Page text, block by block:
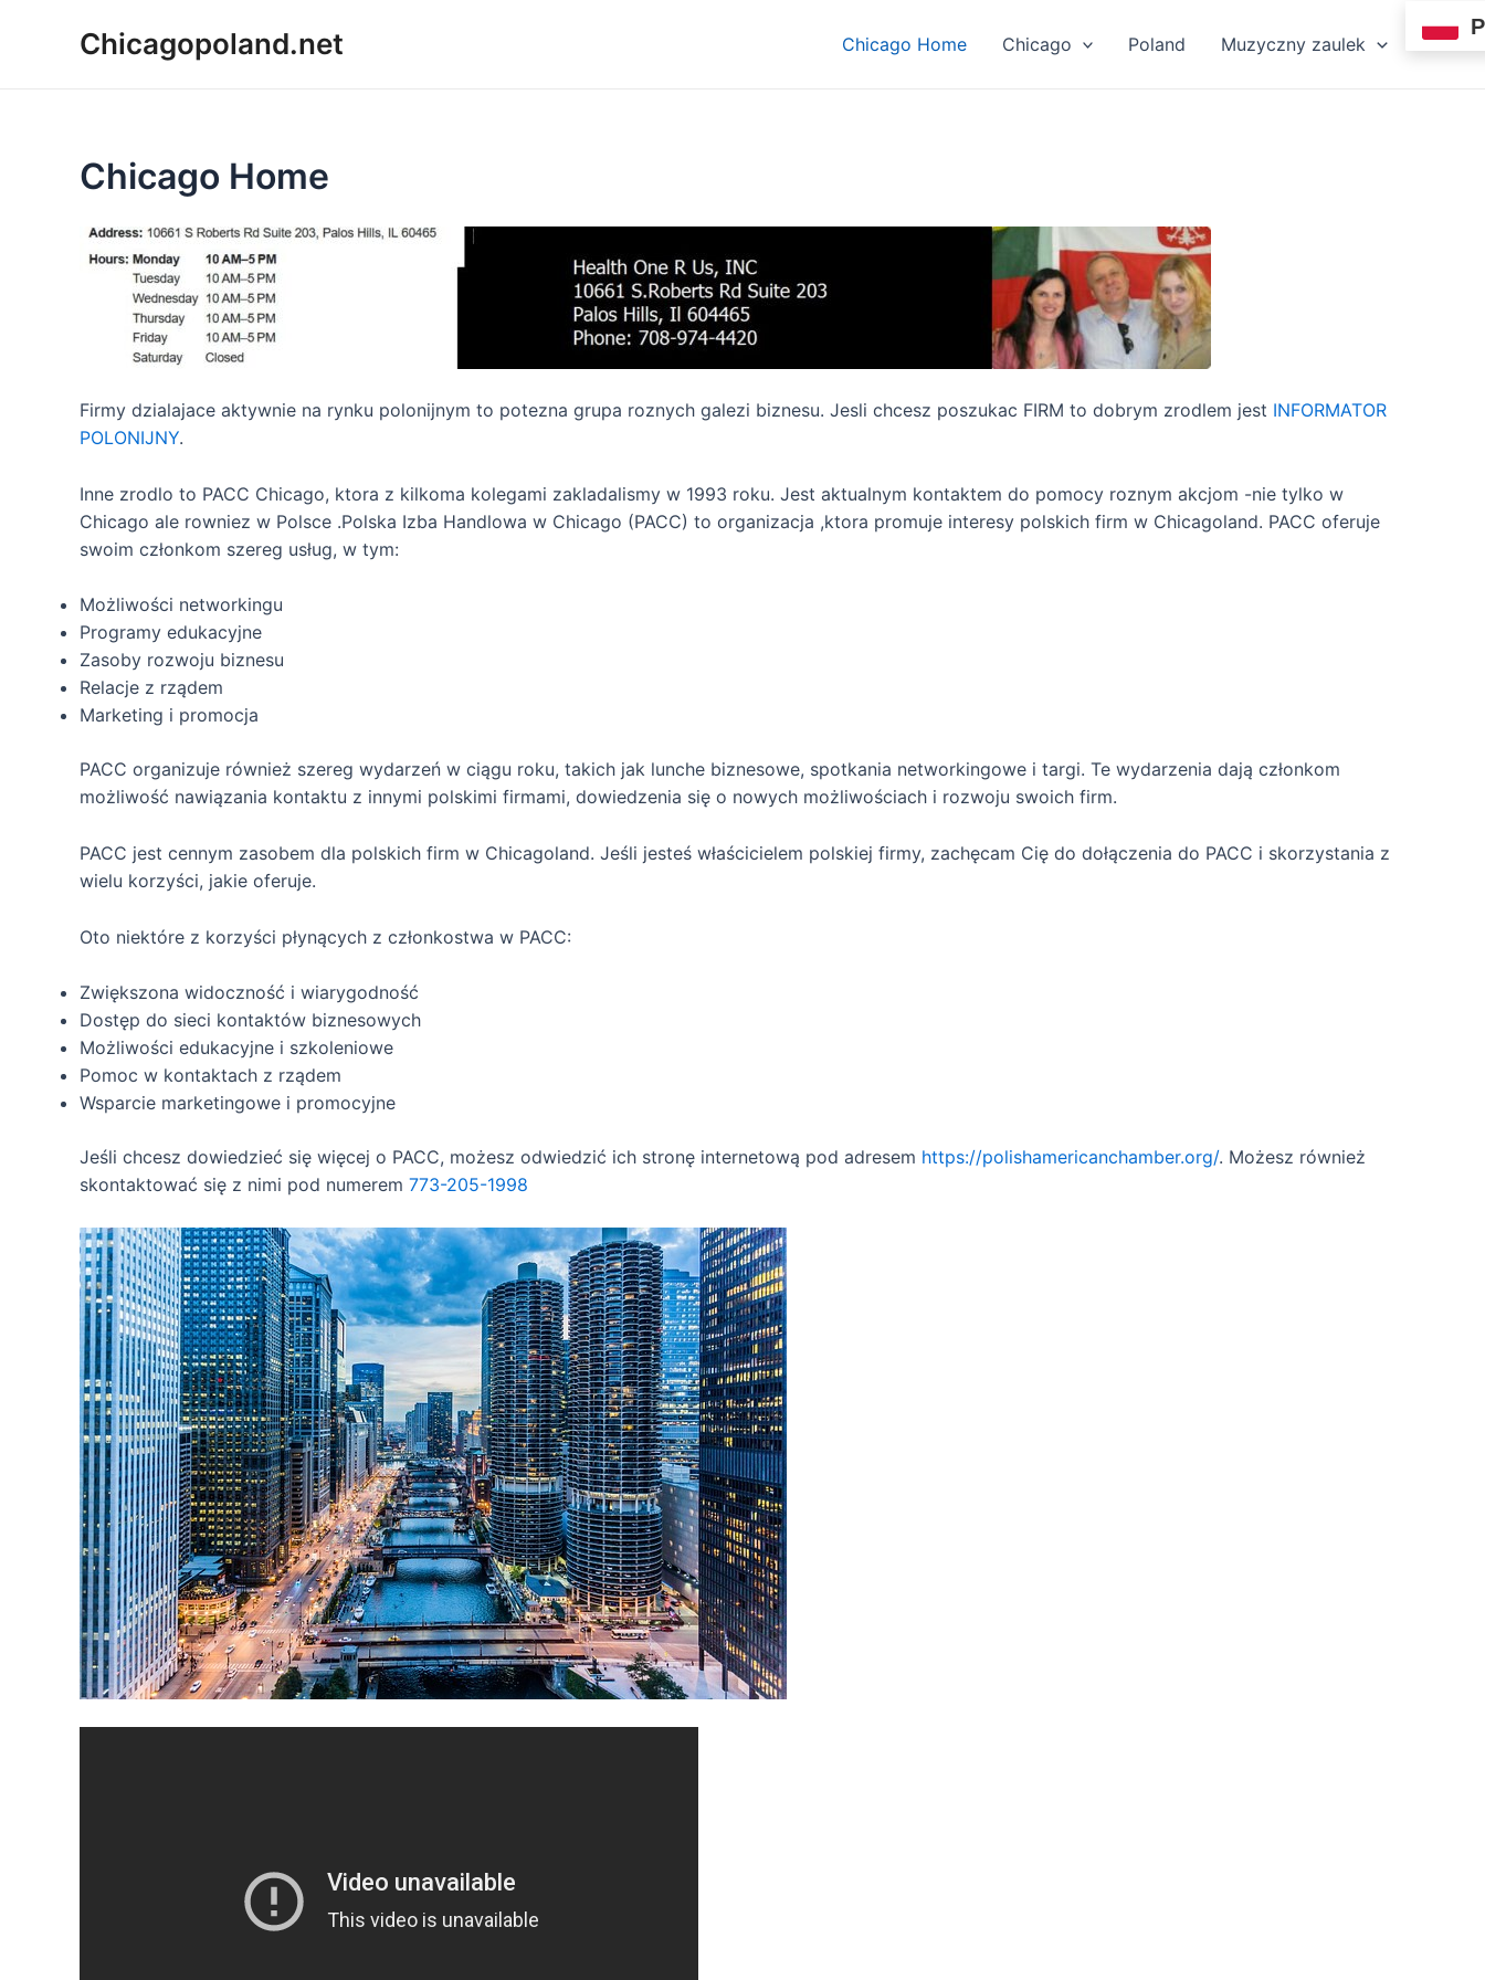
Chicagopoland.net Chicago Home Chicago Poland Muzyczny zaulek
Chicago Home
Firmy dzialajace aktywnie na rynku polonijnym to potezna grupa roznych galezi biznesu. Jesli chcesz poszukac FIRM to dobrym zrodlem jest INFORMATOR
POLONIJNY.
Inne zrodlo to PACC Chicago, ktora z kilkoma kolegami zakladalismy w 1993 roku. Jest aktualnym kontaktem do pomocy roznym akcjom -nie tylko w
Chicago ale rowniez w Polsce .Polska Izba Handlowa w Chicago (PACC) to organizacja ,ktora promuje interesy polskich firm w Chicagoland. PACC oferuje
swoim członkom szereg usług, w tym:
Możliwości networkingu
Programy edukacyjne
Zasoby rozwoju biznesu
Relacje z rządem
Marketing i promocja
PACC organizuje również szereg wydarzeń w ciągu roku, takich jak lunche biznesowe, spotkania networkingowe i targi. Te wydarzenia dają członkom
możliwość nawiązania kontaktu z innymi polskimi firmami, dowiedzenia się o nowych możliwościach i rozwoju swoich firm.
PACC jest cennym zasobem dla polskich firm w Chicagoland. Jeśli jesteś właścicielem polskiej firmy, zachęcam Cię do dołączenia do PACC i skorzystania z
wielu korzyści, jakie oferuje.
Oto niektóre z korzyści płynących z członkostwa w PACC:
Zwiększona widoczność i wiarygodność
Dostęp do sieci kontaktów biznesowych
Możliwości edukacyjne i szkoleniowe
Pomoc w kontaktach z rządem
Wsparcie marketingowe i promocyjne
Jeśli chcesz dowiedzieć się więcej o PACC, możesz odwiedzić ich stronę internetową pod adresem https://polishamericanchamber.org/. Możesz również
skontaktować się z nimi pod numerem 773-205-1998